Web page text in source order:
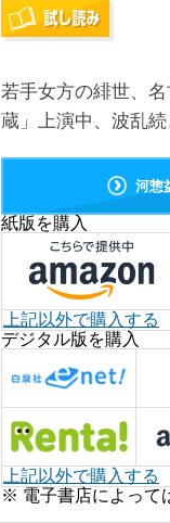
若手女方の緋世、
蔵」上演中、波乱
河惣
紙版を購入
上記以外で購入する
デジタル版を購入
上記以外で購入する
※ 電子書店によって